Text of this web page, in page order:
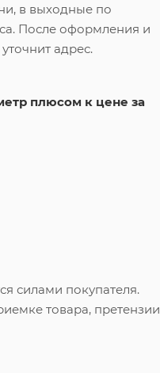
в выходные по
После оформления и
адрес.
плюсом к цене за
силами покупателя.
товара,